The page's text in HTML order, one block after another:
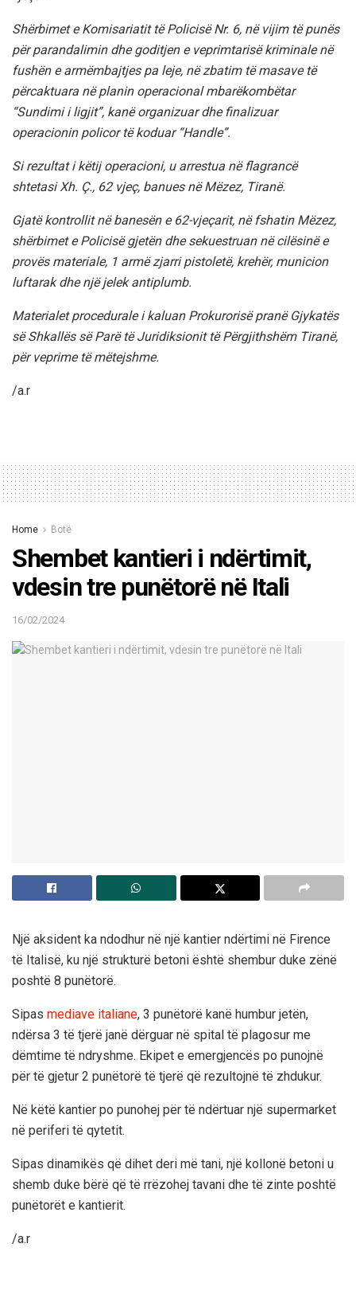
Shërbimet e Komisariatit të Policisë Nr. 6, në vijim të punës
për parandalimin dhe goditjen e veprimtarisë kriminale në
fushën e armëmbajtjes pa leje, në zbatim të masave të
përcaktuara në planin operacional mbarëkombëtar
“Sundimi i ligjit”, kanë organizuar dhe finalizuar
operacionin policor të koduar “Handle”.
Si rezultat i këtij operacioni, u arrestua në flagrancë
shtetasi Xh. Ç., 62 vjeç, banues në Mëzez, Tiranë.
Gjatë kontrollit në banesën e 62-vjeçarit, në fshatin Mëzez,
shërbimet e Policisë gjetën dhe sekuestruan në cilësinë e
provës materiale, 1 armë zjarri pistoletë, krehër, municion
luftarak dhe një jelek antiplumb.
Materialet procedurale i kaluan Prokurorisë pranë Gjykatës
së Shkallës së Parë të Juridiksionit të Përgjithshëm Tiranë,
për veprime të mëtejshme.
/a.r
Home Botë
Shembet kantieri i ndërtimit,
vdesin tre punëtorë në Itali
16/02/2024
Një aksident ka ndodhur në një kantier ndërtimi në Firence
të Italisë, ku një strukturë betoni është shembur duke zënë
poshtë 8 punëtorë.
Sipas mediave italiane, 3 punëtorë kanë humbur jetën,
ndërsa 3 të tjerë janë dërguar në spital të plagosur me
dëmtime të ndryshme. Ekipet e emergjencës po punojnë
për të gjetur 2 punëtorë të tjerë që rezultojnë të zhdukur.
Në këtë kantier po punohej për të ndërtuar një supermarket
në periferi të qytetit.
Sipas dinamikës që dihet deri më tani, një kollonë betoni u
shemb duke bërë që të rrëzohej tavani dhe të zinte poshtë
punëtorët e kantierit.
/a.r